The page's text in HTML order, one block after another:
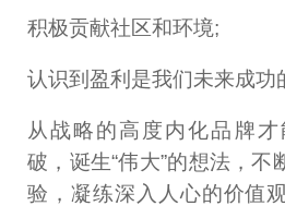
积极贡献社区和环境;
认识到盈利是我们未来成功
从战略的高度内化品牌
破，诞生“伟大”的想法，不
验，凝练深入人心的价值